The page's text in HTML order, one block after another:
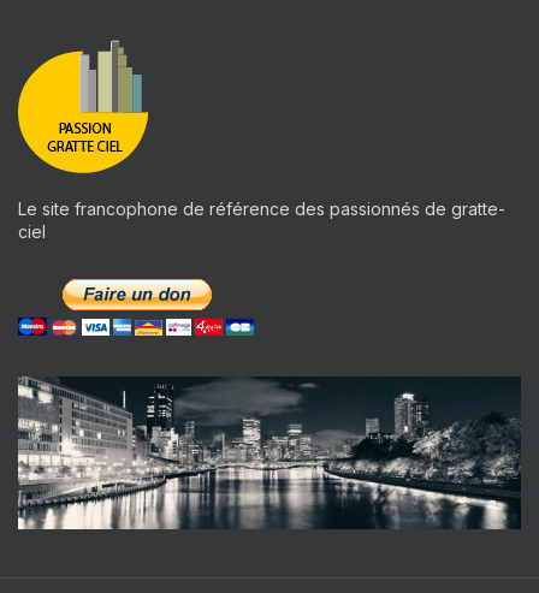
Le site francophone de référence des passionnés de gratte-
ciel